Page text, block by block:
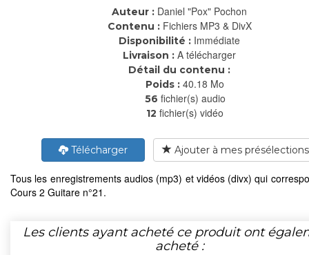
Auteur : Daniel "Pox" Pochon
Contenu : Fichiers MP3 & DivX
Disponibilité : Immédiate
Livraison : A télécharger
Détail du contenu :
Poids : 40.18 Mo
56 fichier(s) audio
12 fichier(s) vidéo
Télécharger Ajouter à mes présélections
Tous les enregistrements audios (mp3) et vidéos (divx) qui
Cours 2 Guitare n°21.
Les clients ayant acheté ce produit ont
acheté :